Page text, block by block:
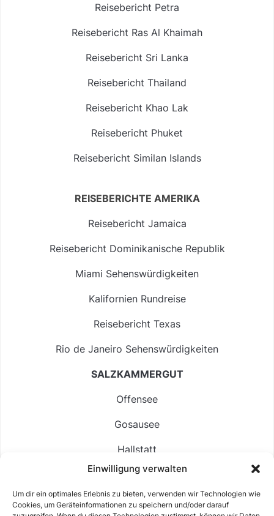
Einwilligung verwalten
Um dir ein optimales Erlebnis zu bieten, verwenden wir Technologien wie
Cookies, um Geräteinformationen zu speichern und/oder darauf
Reisebericht Petra
Reisebericht Ras Al Khaimah
Reisebericht Sri Lanka
Reisebericht Thailand
Reisebericht Khao Lak
Reisebericht Phuket
Reisebericht Similan Islands
REISEBERICHTE AMERIKA
Reisebericht Jamaica
Reisebericht Dominikanische Republik
Miami Sehenswürdigkeiten
Kalifornien Rundreise
Reisebericht Texas
Rio de Janeiro Sehenswürdigkeiten
SALZKAMMERGUT
Offensee
Gosausee
Hallstatt
Langbathsee
Altausseer See